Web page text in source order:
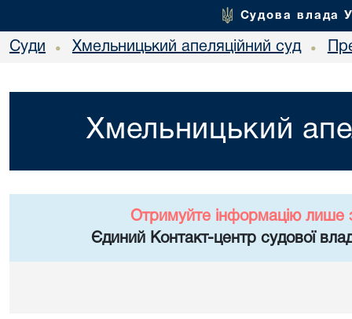
Судова влада
Суди • Хмельницький апеляційний суд •
Хмельницький
Отримуйте інформацію лише
Єдиний Контакт-центр судової